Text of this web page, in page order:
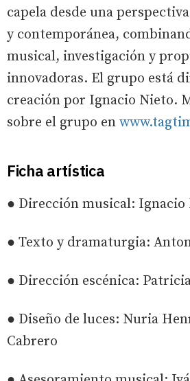
capela desde una
y contemporánea,
musical, investigación y
innovadoras. El grupo está
creación por Ignacio Nieto.
sobre el grupo en
Ficha artística
● Dirección musical: Ignacio
● Texto y dramaturgia:
● Dirección escénica:
● Diseño de luces: Nuria
Cabrero